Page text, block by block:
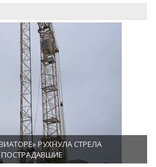
РУХНУЛА СТРЕЛА
ПОСТРАДАВШИЕ